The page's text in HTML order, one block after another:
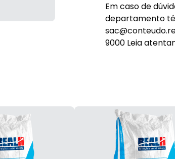
Em caso de
departamento
9000 Leia